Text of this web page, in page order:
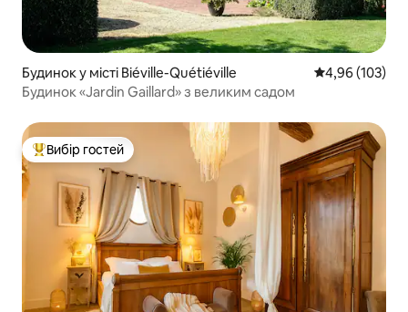
Будинок у місті Biéville-Quétiéville Середня
4,96 (103)
Будинок «Jardin Gaillard» з великим садом
Топ вибір гостей
Вибір гостей